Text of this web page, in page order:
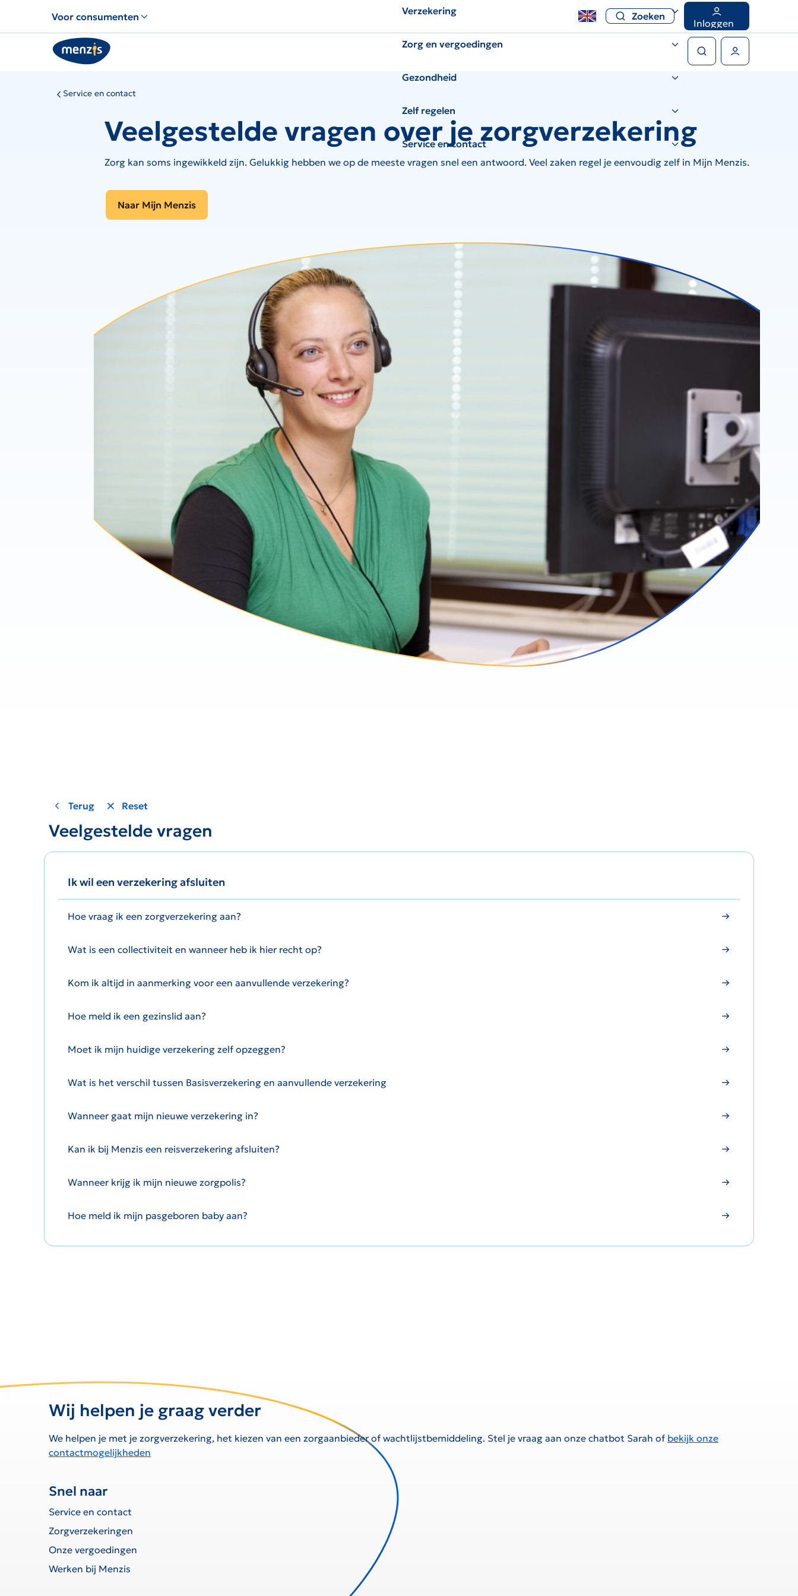
voor
snelle
navigatie
Voor consumenten Zoeken
Inloggen
Verzekering
Zorg en vergoedingen
Gezondheid
Zelf regelen
Service en contact
Service en contact
Veelgestelde vragen over je zorgverzekering
Zorg kan soms ingewikkeld zijn. Gelukkig hebben we op de meeste vragen snel een antwoord. Veel zaken regel je eenvoudig zelf in Mijn Menzis.
Naar Mijn Menzis
Terug Reset
Veelgestelde vragen
Ik wil een verzekering afsluiten
Hoe vraag ik een zorgverzekering aan?
Wat is een collectiviteit en wanneer heb ik hier recht op?
Kom ik altijd in aanmerking voor een aanvullende verzekering?
Hoe meld ik een gezinslid aan?
Moet ik mijn huidige verzekering zelf opzeggen?
Wat is het verschil tussen Basisverzekering en aanvullende verzekering
Wanneer gaat mijn nieuwe verzekering in?
Kan ik bij Menzis een reisverzekering afsluiten?
Wanneer krijg ik mijn nieuwe zorgpolis?
Hoe meld ik mijn pasgeboren baby aan?
Wij helpen je graag verder
We helpen je met je zorgverzekering, het kiezen van een zorgaanbieder of wachtlijstbemiddeling. Stel je vraag aan onze chatbot Sarah of bekijk onze
contactmogelijkheden
Snel naar
Service en contact
Zorgverzekeringen
Onze vergoedingen
Werken bij Menzis